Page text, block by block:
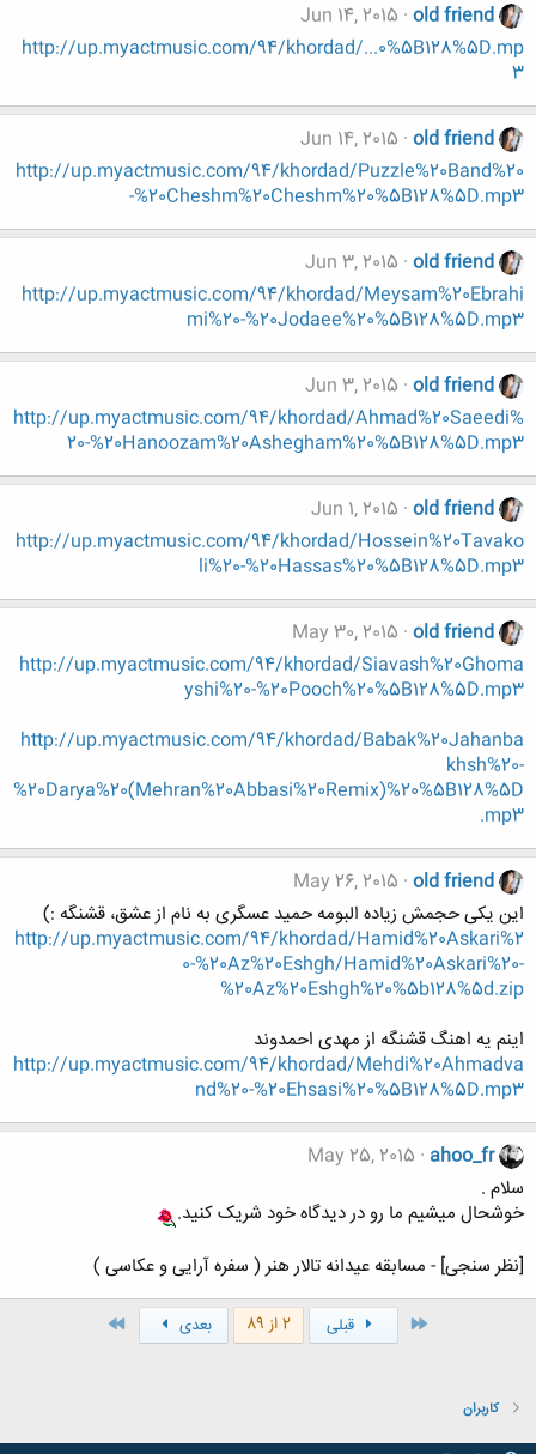
old friend
Jun 14, 2015
http://up.myactmusic.com/94/khordad/...0%5B128%5D.mp
3
old friend
Jun 14, 2015
http://up.myactmusic.com/94/khordad/Puzzle%20Band%20
-%20Cheshm%20Cheshm%20%5B128%5D.mp3
old friend
Jun 3, 2015
http://up.myactmusic.com/94/khordad/Meysam%20Ebrahi
mi%20-%20Jodaee%20%5B128%5D.mp3
old friend
Jun 3, 2015
http://up.myactmusic.com/94/khordad/Ahmad%20Saeedi%
20-%20Hanoozam%20Ashegham%20%5B128%5D.mp3
old friend
Jun 1, 2015
http://up.myactmusic.com/94/khordad/Hossein%20Tavako
li%20-%20Hassas%20%5B128%5D.mp3
old friend
May 30, 2015
http://up.myactmusic.com/94/khordad/Siavash%20Ghoma
yshi%20-%20Pooch%20%5B128%5D.mp3
http://up.myactmusic.com/94/khordad/Babak%20Jahanba
khsh%20-
%20Darya%20(Mehran%20Abbasi%20Remix)%20%5B128%5D
.mp3
old friend
May 26, 2015
این یکی حجمش زیاده البومه حمید عسگری به نام از عشق، قشنگه :)
http://up.myactmusic.com/94/khordad/Hamid%20Askari%2
0-%20Az%20Eshgh/Hamid%20Askari%20-
%20Az%20Eshgh%20%5b128%5d.zip
اینم یه اهنگ قشنگه از مهدی احمدوند
http://up.myactmusic.com/94/khordad/Mehdi%20Ahmadva
nd%20-%20Ehsasi%20%5B128%5D.mp3
ahoo_fr
May 25, 2015
سلام .
خوشحال میشیم ما رو در دیدگاه خود شریک کنید.
[نظر سنجی] - مسابقه عیدانه تالار هنر ( سفره آرایی و عکاسی )
اول قبلی 2 از 89 بعدی
کاربران